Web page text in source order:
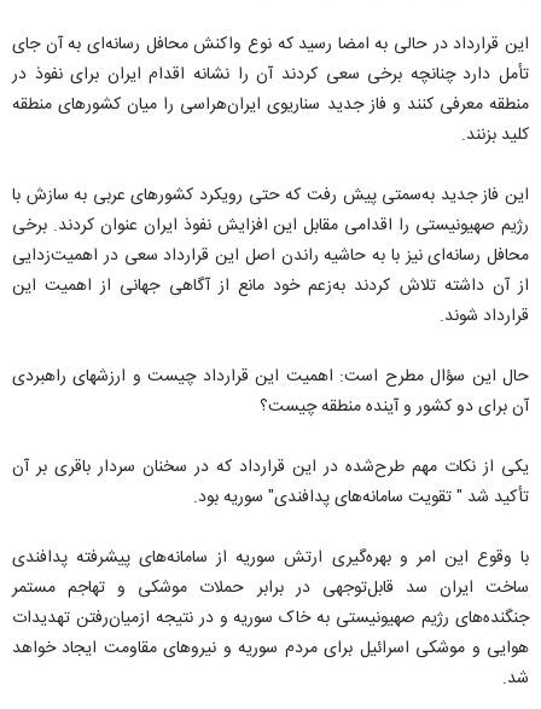
این قرارداد در حالی به امضا رسید که نوع واکنش محافل رسانه‌ای به آن جای
تأمل دارد چنانچه برخی سعی کردند آن را نشانه اقدام ایران برای نفوذ در
منطقه معرفی کنند و فاز جدید سناریوی ایران‌هراسی را میان کشورهای منطقه
کلید بزنند.
این فاز جدید به‌سمتی پیش رفت که حتی رویکرد کشورهای عربی به سازش با
رژیم صهیونیستی را اقدامی مقابل این افزایش نفوذ ایران عنوان کردند. برخی
محافل رسانه‌ای نیز با به حاشیه راندن اصل این قرارداد سعی در اهمیت‌زدایی
از آن داشته تلاش کردند به‌زعم خود مانع از آگاهی جهانی از اهمیت این
قرارداد شوند.
حال این سؤال مطرح است: اهمیت این قرارداد چیست و ارزشهای راهبردی
آن برای دو کشور و آینده منطقه چیست؟
یکی از نکات مهم طرح‌شده در این قرارداد که در سخنان سردار باقری بر آن
تأکید شد " تقویت سامانه‌های پدافندی" سوریه بود.
با وقوع این امر و بهره‌گیری ارتش سوریه از سامانه‌های پیشرفته پدافندی
ساخت ایران سد قابل‌توجهی در برابر حملات موشکی و تهاجم مستمر
جنگنده‌های رژیم صهیونیستی به خاک سوریه و در نتیجه ازمیان‌رفتن تهدیدات
هوایی و موشکی اسرائیل برای مردم سوریه و نیروهای مقاومت ایجاد خواهد
شد.